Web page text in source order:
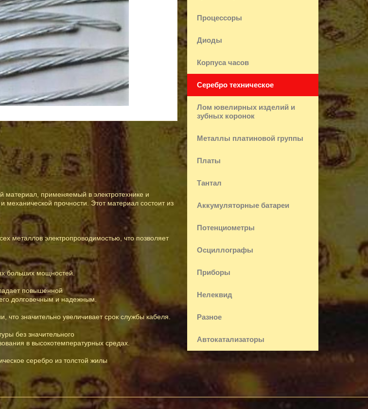
материал, применяемый в электротехнике и
механической прочности. Этот материал состоит из
металлов электропроводимостью, что позволяет
больших мощностей.
повышенной
долговечным и надежным.
что значительно увеличивает срок службы кабеля.
без значительного
в высокотемпературных средах.
серебро из толстой жилы
Процессоры
Диоды
Корпуса часов
Серебро техническое
Лом ювелирных изделий и
зубных коронок
Металлы платиновой группы
Платы
Тантал
Аккумуляторные батареи
Потенциометры
Осциллографы
Приборы
Нелеквид
Разное
Автокатализаторы